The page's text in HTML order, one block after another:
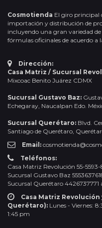
Cosmotienda El giro principal
importación y distribución de
incluyendo una gran variedad
fórmulas oficinales de acuerdo a
Dirección:
Casa Matriz / Sucursal
Mixcoac Benito Juárez CDMX
Sucursal Gustavo Baz:
Echegaray, Naucalpan Edo.
Sucursal Querétaro: Blvd.
Santiago de Querétaro,
Email:
Teléfonos:
Casa Matriz Revolución 55-
Sucursal Gustavo Baz
Sucursal Querétaro 4426737771
Casa Matriz Revolución
Querétaro): Lunes - Viernes:
1:45 pm